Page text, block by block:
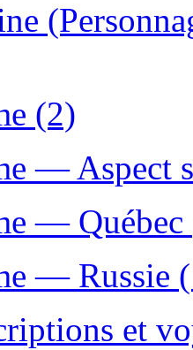
(2)
— Aspect
—
— Russie
et